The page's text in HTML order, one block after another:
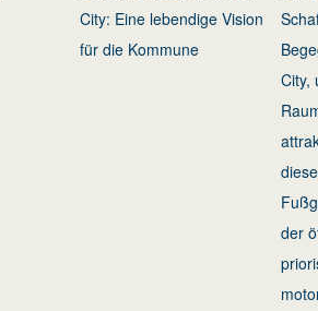
City: Eine lebendige Vision
für die Kommune
City,
der